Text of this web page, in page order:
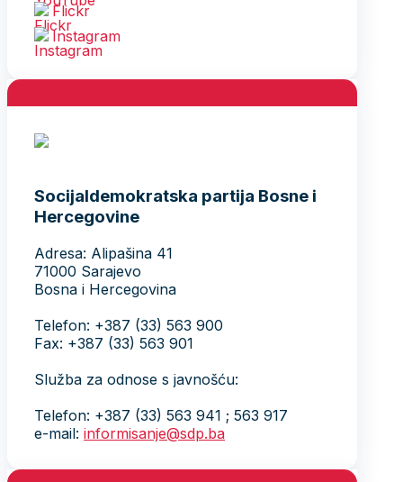
Flickr
Instagram
Socijaldemokratska partija Bosne i
Hercegovine
Adresa: Alipašina 41
71000 Sarajevo
Bosna i Hercegovina
Telefon: +387 (33) 563 900
Fax: +387 (33) 563 901
Služba za odnose s javnošću:
Telefon: +387 (33) 563 941 ; 563 917
e-mail: informisanje@sdp.ba